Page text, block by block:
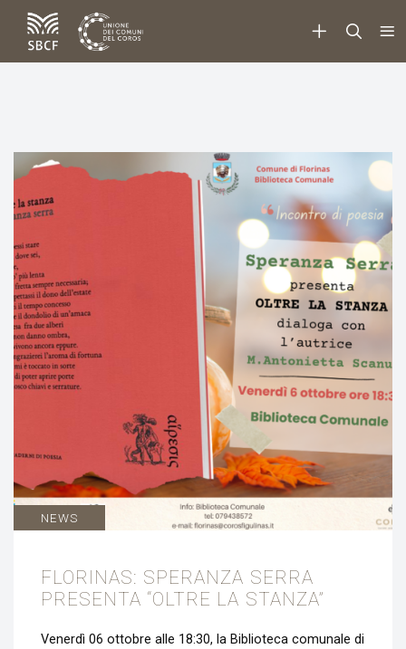
NEWS
FLORINAS: SPERANZA SERRA
PRESENTA “OLTRE LA STANZA”
Venerdì 06 ottobre alle 18:30, la Biblioteca comunale di